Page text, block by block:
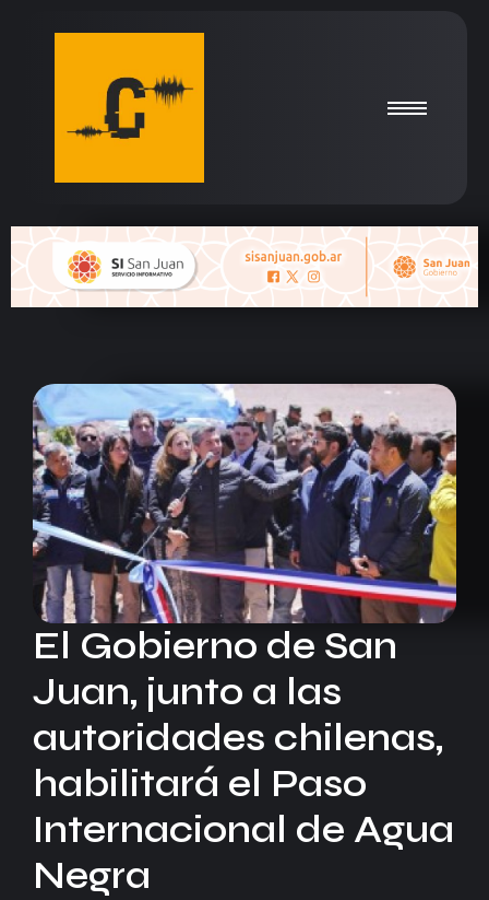
El Gobierno de San
Juan, junto a las
autoridades chilenas,
habilitará el Paso
Internacional de Agua
Negra